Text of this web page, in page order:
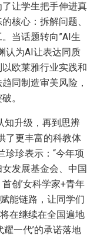
让学生把手伸进真
核心：拆解问题、
当话题转向”AI生
认为AI让表达同质
欧莱雅行业实践和
同制造审美风险，
。
知升级，再到思辨
了更丰富的科教体
珍珍表示 ： “今年项
发展基金会、中国
创’女科学家+青年
能链路，让同学们
将在继续在全国遍地
一代’的承诺落地